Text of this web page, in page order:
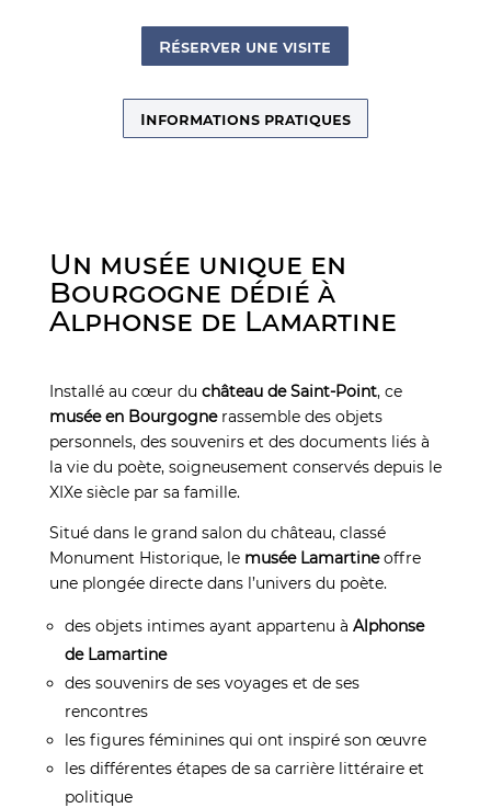
Réserver une visite
Informations pratiques
Un musée unique en
Bourgogne dédié à
Alphonse de Lamartine
Installé au cœur du château de Saint-Point, ce
musée en Bourgognerassemble des objets
personnels, des souvenirs et des documents liés à
la vie du poète, soigneusement conservés depuis le
XIXe siècle par sa famille.
Situé dans le grand salon du château, classé
Monument Historique, le musée Lamartineoffre
une plongée directe dans l’univers du poète.
des objets intimes ayant appartenu à Alphonse
de Lamartine
des souvenirs de ses voyages et de ses
rencontres
les figures féminines qui ont inspiré son œuvre
les différentes étapes de sa carrière littéraire et
politique